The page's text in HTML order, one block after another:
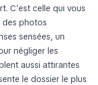
C’est celle qui vous
des photos
sensées, un
négliger les
aussi attirantes
le dossier le plus